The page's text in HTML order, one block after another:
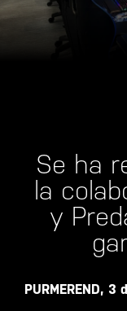
Se ha
la
y
PURMEREND,